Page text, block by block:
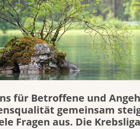
für Betroffene und
gemeinsam
Fragen aus. Die